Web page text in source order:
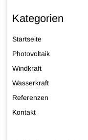
Kategorien
Startseite
Photovoltaik
Windkraft
Wasserkraft
Referenzen
Kontakt